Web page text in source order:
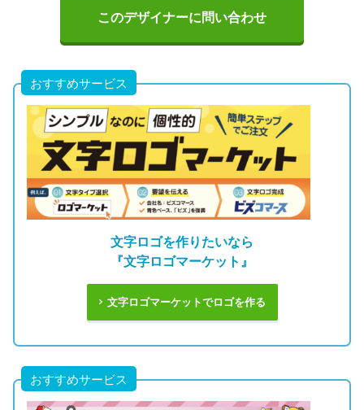
このデザイナーに問い合わせ
おすすめサービス
文字ロゴを作りたいなら
『文字ロゴマーケット』
文字ロゴマーケットでロゴを作る
おすすめサービス